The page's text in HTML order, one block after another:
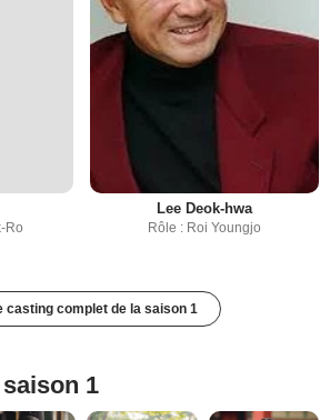
Ro
Lee Deok-hwa
Rôle : Roi Youngjo
casting complet de la saison 1
1